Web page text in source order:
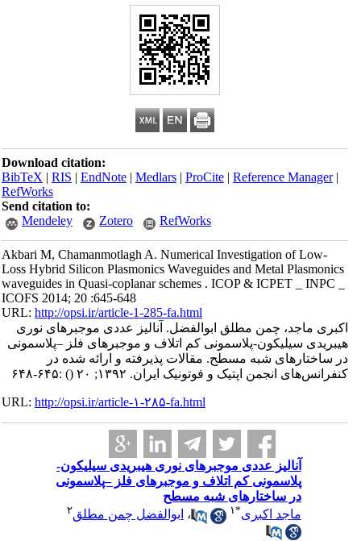
Download citation:
BibTeX|RIS|EndNote|Medlars|ProCite|Reference Manager
RefWorks
Send citation to:
Mendeley
Zotero RefWorks
Akbari M, Chamanmotlagh A. Numerical Investigation of Low-
Loss Hybrid Silicon Plasmonics Waveguides and Metal Plasmonics
waveguides in Quasi-coplanar schemes . ICOP & ICPET _ INPC _
ICOFS 2014; 20 :645-648
URL:http://opsi.ir/article-1-285-fa.html
اکبری ماجد، چمن مطلق ابوالفضل. آنالیز عددی موجبرهای نوری
هیبریدی سیلیکون-پلاسمونی کم اتلاف و موجبرهای فلز –پلاسمونی
در ساختارهای شبه مسطح. مقالات پذیرفته و ارائه شده در
کنفرانس‌های انجمن اپتیک و فوتونیک ایران. ۱۳۹۲; ۲۰
() :۶۴۵-۶۴۸
URL:http://opsi.ir/article-۱-۲۸۵-fa.html
آنالیز عددی موجبرهای نوری هیبریدی سیلیکون-
پلاسمونی کم اتلاف و موجبرهای فلز –پلاسمونی
در ساختارهای شبه مسطح
ماجد اکبری* ۱ ،ابوالفضل چمن مطلق۲